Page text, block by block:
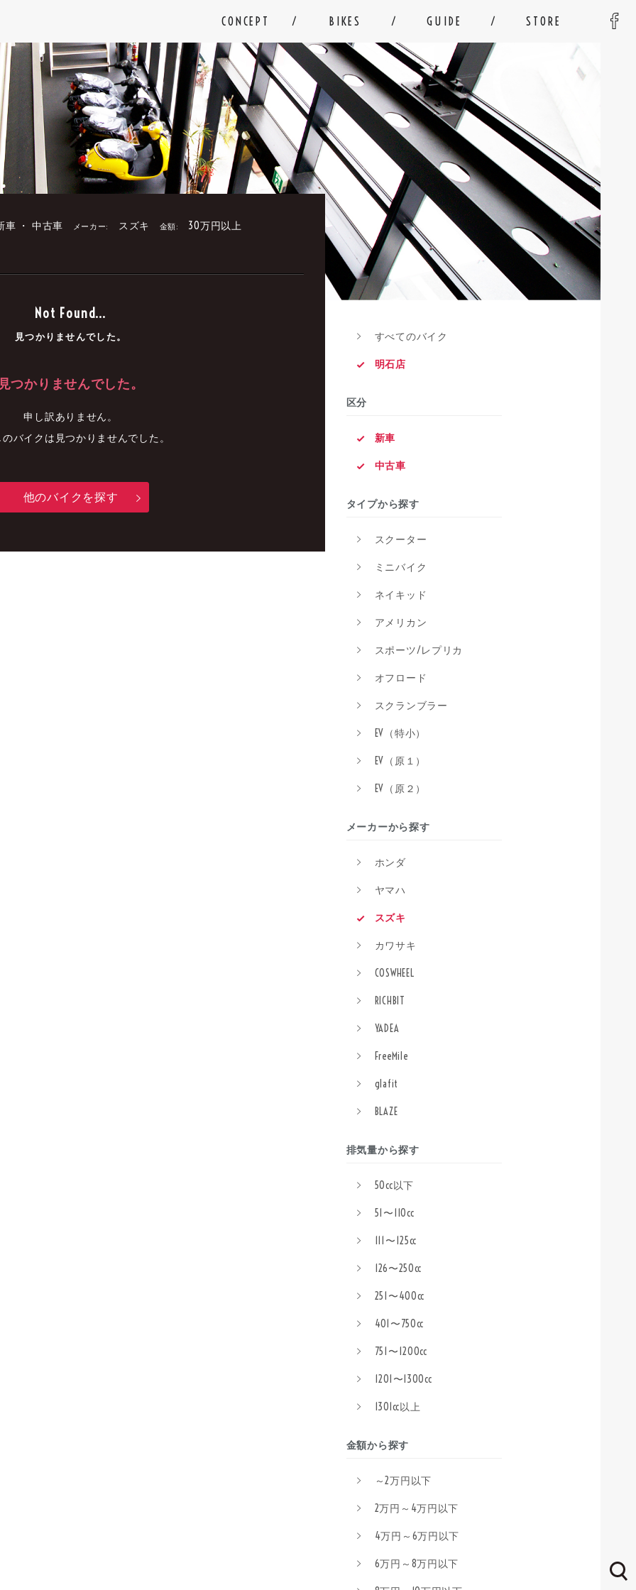
CONCEPT BIKES GUIDE STORE
車 ・ 中古車 メーカー: スズキ 金額: 30万円以上
Not Found...
見つかりませんでした。
見つかりませんでした。
申し訳ありません。
バイクは見つかりませんでした。
他のバイクを探す
すべてのバイク
明石店
区分
新車
中古車
タイプから探す
スクーター
ミニバイク
ネイキッド
アメリカン
スポーツ/レプリカ
オフロード
スクランブラー
EV（特小）
EV（原１）
EV（原２）
メーカーから探す
ホンダ
ヤマハ
スズキ
カワサキ
COSWHEEL
RICHBIT
YADEA
FreeMile
glafit
BLAZE
排気量から探す
50cc以下
51〜110cc
111〜125cc
126〜250cc
251〜400cc
401〜750cc
751〜1200cc
1201〜1300cc
1301cc以上
金額から探す
～2万円以下
2万円～4万円以下
4万円～6万円以下
6万円～8万円以下
中古車